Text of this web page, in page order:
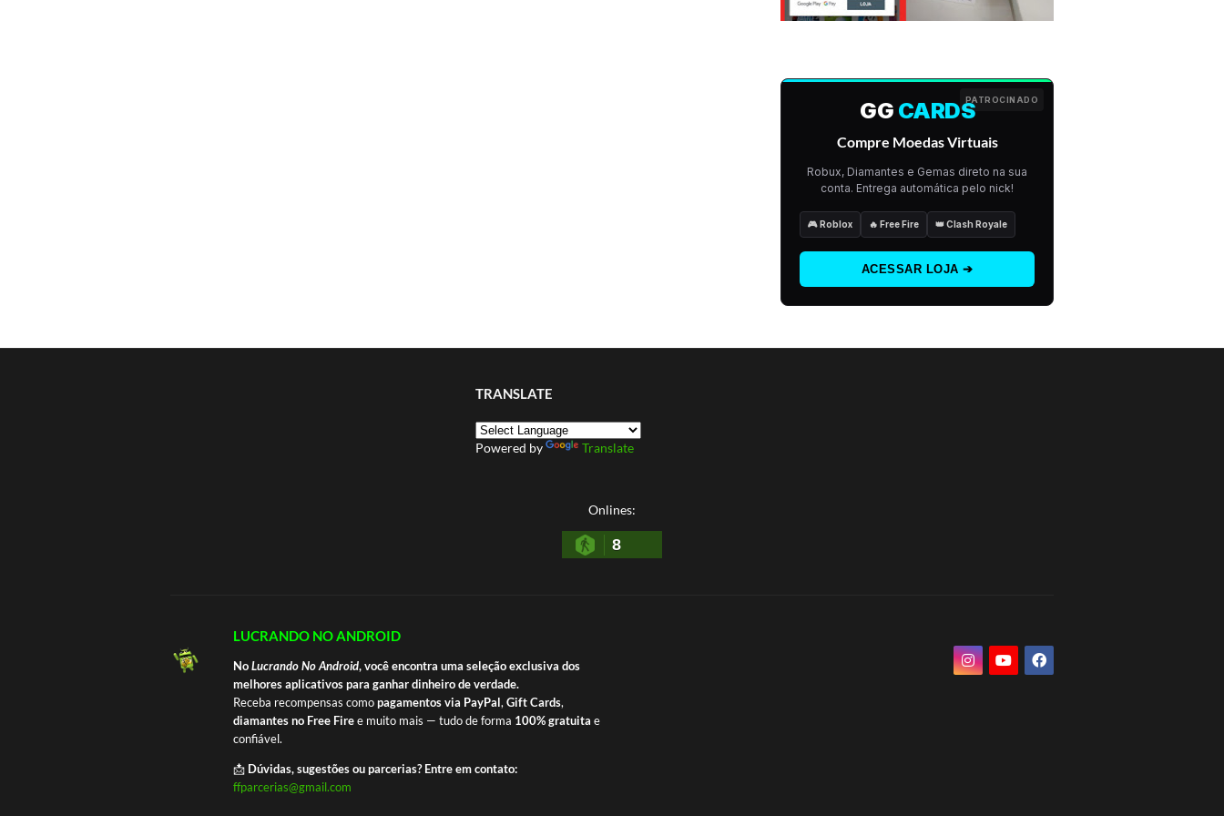
PATROCINADO
GG CARDS
Compre Moedas Virtuais
Robux, Diamantes e Gemas direto na sua
conta. Entrega automática pelo nick!
🎮 Roblox 🔥 Free Fire 👑 Clash Royale
ACESSAR LOJA ➔
TRANSLATE
Powered by Translate
Onlines:
8
LUCRANDO NO ANDROID
NoLucrando No Android, você encontra uma seleção exclusiva dos
melhores aplicativos para ganhar dinheiro de verdade.
Receba recompensas comopagamentos via PayPal, Gift Cards,
diamantes no Free Firee muito mais — tudo de forma 100% gratuita e
confiável.
📩 Dúvidas, sugestões ou parcerias? Entre em contato:
ffparcerias@gmail.com